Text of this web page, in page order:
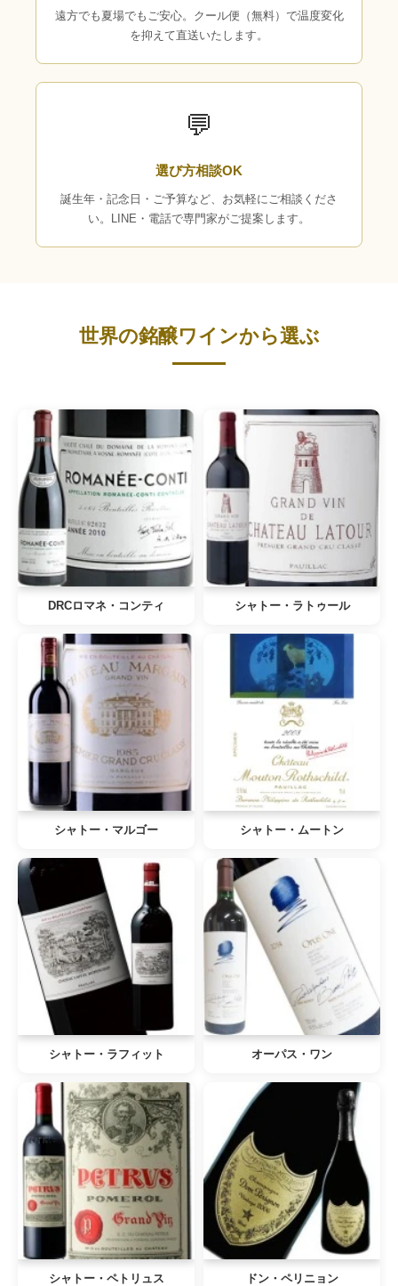
遠方でも夏場でもご安心。クール便（無料）で温度変化
を抑えて直送いたします。
💬
選び方相談OK
誕生年・記念日・ご予算など、お気軽にご相談くださ
い。LINE・電話で専門家がご提案します。
世界の銘醸ワインから選ぶ
DRCロマネ・コンティ シャトー・ラトゥール
シャトー・マルゴー シャトー・ムートン
シャトー・ラフィット オーパス・ワン
シャトー・ペトリュス ドン・ペリニョン